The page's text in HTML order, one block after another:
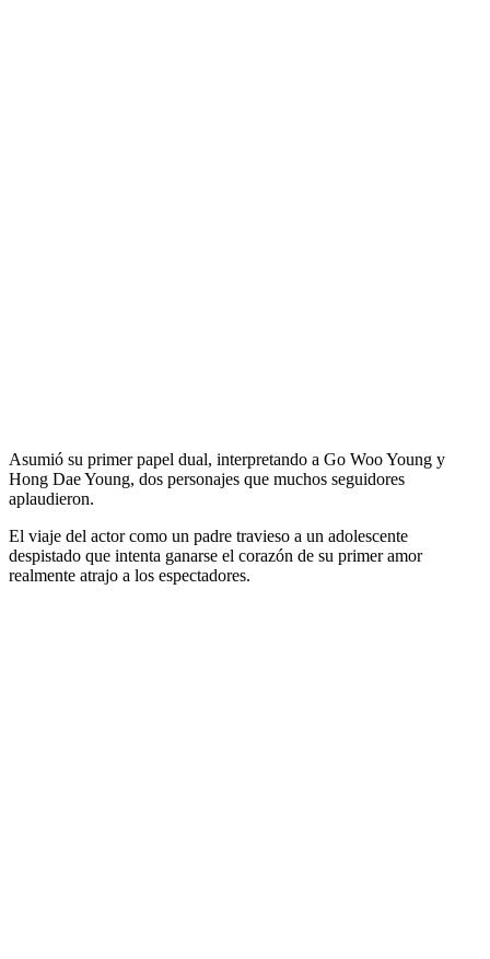
Asumió su primer papel dual, interpretando a Go Woo Young y
Hong Dae Young, dos personajes que muchos seguidores
aplaudieron.
El viaje del actor como un padre travieso a un adolescente
despistado que intenta ganarse el corazón de su primer amor
realmente atrajo a los espectadores.